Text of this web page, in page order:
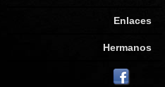
Enlaces
Hermanos